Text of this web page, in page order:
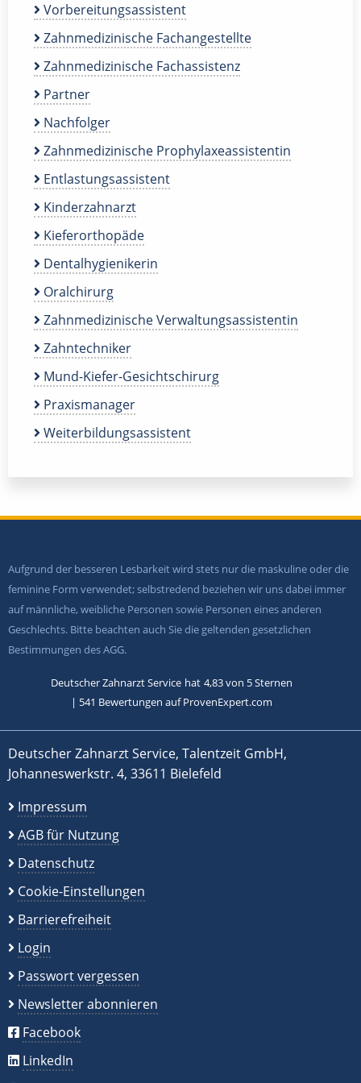
Vorbereitungsassistent
Zahnmedizinische Fachangestellte
Zahnmedizinische Fachassistenz
Partner
Nachfolger
Zahnmedizinische Prophylaxeassistentin
Entlastungsassistent
Kinderzahnarzt
Kieferorthopäde
Dentalhygienikerin
Oralchirurg
Zahnmedizinische Verwaltungsassistentin
Zahntechniker
Mund-Kiefer-Gesichtschirurg
Praxismanager
Weiterbildungsassistent
Aufgrund der besseren Lesbarkeit wird stets nur die maskuline oder die
feminine Form verwendet; selbstredend beziehen wir uns dabei immer
auf männliche, weibliche Personen sowie Personen eines anderen
Geschlechts. Bitte beachten auch Sie die geltenden gesetzlichen
Bestimmungen des AGG.
Deutscher Zahnarzt Service hat 4,83von 5Sternen
| 541 Bewertungen auf ProvenExpert.com
Deutscher Zahnarzt Service, Talentzeit GmbH,
Johanneswerkstr. 4, 33611 Bielefeld
Impressum
AGB für Nutzung
Datenschutz
Cookie-Einstellungen
Barrierefreiheit
Login
Passwort vergessen
Newsletter abonnieren
Facebook
LinkedIn